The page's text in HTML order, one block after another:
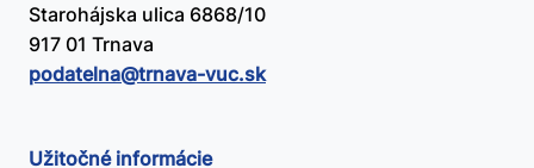
Starohájska ulica 6868/10
917 01 Trnava
podatelna@​trnava-vuc.sk
Užitočné informácie